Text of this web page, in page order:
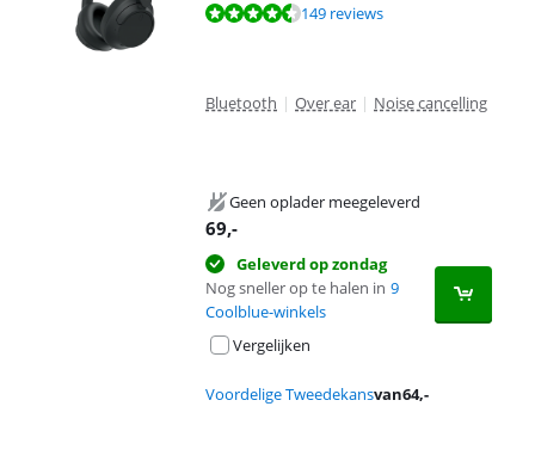
Beoordeling is 8,5 van de 10, gebaseerd op 149 reviews.
149 reviews
Bluetooth | Over ear | Noise cancelling
Geen oplader meegeleverd
69,-
Geleverd op zondag
Nog sneller op te halen in 9
Coolblue-winkels
Vergelijken
Voordelige Tweedekansvan64,-